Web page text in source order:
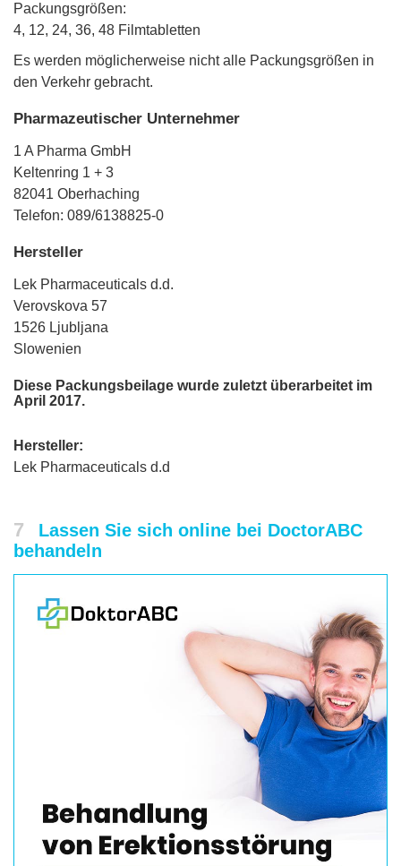
Packungsgrößen:
4, 12, 24, 36, 48 Filmtabletten
Es werden möglicherweise nicht alle Packungsgrößen in
den Verkehr gebracht.
Pharmazeutischer Unternehmer
1 A Pharma GmbH
Keltenring 1 + 3
82041 Oberhaching
Telefon: 089/6138825-0
Hersteller
Lek Pharmaceuticals d.d.
Verovskova 57
1526 Ljubljana
Slowenien
Diese Packungsbeilage wurde zuletzt überarbeitet im
April 2017.
Hersteller:
Lek Pharmaceuticals d.d
7
Lassen Sie sich online bei DoctorABC
behandeln